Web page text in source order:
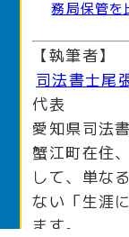
務局保管を
【執筆者】
司法書士尾
代表
愛知県司法
蟹江町在住
して、単な
ない「生涯
ます。